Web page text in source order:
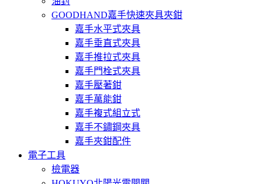
GOODHAND嘉手快速夾具夾鉗
嘉手水平式夾具
嘉手垂直式夾具
嘉手推拉式夾具
嘉手門栓式夾具
嘉手壓著鉗
嘉手萬能鉗
嘉手複式組立式
嘉手不鏽鋼夾具
嘉手夾鉗配件
電子工具
檢電器